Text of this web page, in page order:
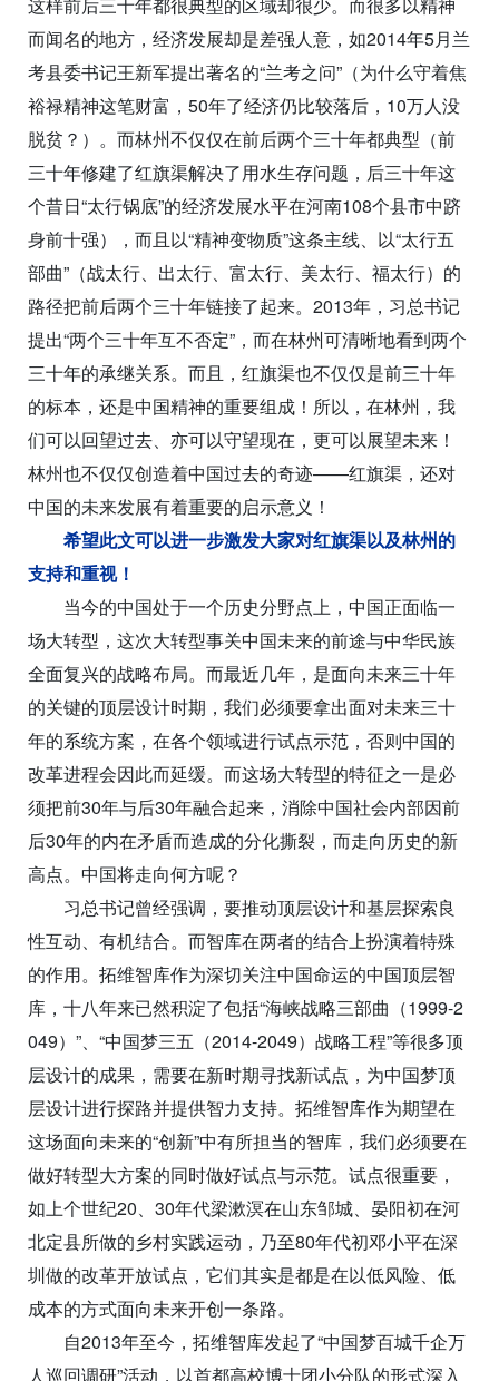
而闻名的地方，经济发展却是差强人意，如2014年5月兰
考县委书记王新军提出著名的“兰考之问”（为什么守着焦
裕禄精神这笔财富，50年了经济仍比较落后，10万人没
脱贫？）。而林州不仅仅在前后两个三十年都典型（前
三十年修建了红旗渠解决了用水生存问题，后三十年这
个昔日“太行锅底”的经济发展水平在河南108个县市中跻
身前十强），而且以“精神变物质”这条主线、以“太行五
部曲”（战太行、出太行、富太行、美太行、福太行）的
路径把前后两个三十年链接了起来。2013年，习总书记
提出“两个三十年互不否定”，而在林州可清晰地看到两个
三十年的承继关系。而且，红旗渠也不仅仅是前三十年
的标本，还是中国精神的重要组成！所以，在林州，我
们可以回望过去、亦可以守望现在，更可以展望未来！
林州也不仅仅创造着中国过去的奇迹——红旗渠，还对
中国的未来发展有着重要的启示意义！
希望此文可以进一步激发大家对红旗渠以及林州的
支持和重视！
当今的中国处于一个历史分野点上，中国正面临一
场大转型，这次大转型事关中国未来的前途与中华民族
全面复兴的战略布局。而最近几年，是面向未来三十年
的关键的顶层设计时期，我们必须要拿出面对未来三十
年的系统方案，在各个领域进行试点示范，否则中国的
改革进程会因此而延缓。而这场大转型的特征之一是必
须把前30年与后30年融合起来，消除中国社会内部因前
后30年的内在矛盾而造成的分化撕裂，而走向历史的新
高点。中国将走向何方呢？
习总书记曾经强调，要推动顶层设计和基层探索良
性互动、有机结合。而智库在两者的结合上扮演着特殊
的作用。拓维智库作为深切关注中国命运的中国顶层智
库，十八年来已然积淀了包括“海峡战略三部曲（1999-2
049）”、“中国梦三五（2014-2049）战略工程”等很多顶
层设计的成果，需要在新时期寻找新试点，为中国梦顶
层设计进行探路并提供智力支持。拓维智库作为期望在
这场面向未来的“创新”中有所担当的智库，我们必须要在
做好转型大方案的同时做好试点与示范。试点很重要，
如上个世纪20、30年代梁漱溟在山东邹城、晏阳初在河
北定县所做的乡村实践运动，乃至80年代初邓小平在深
圳做的改革开放试点，它们其实是都是在以低风险、低
成本的方式面向未来开创一条路。
自2013年至今，拓维智库发起了“中国梦百城千企万
人巡回调研”活动，以首都高校博士团小分队的形式深入